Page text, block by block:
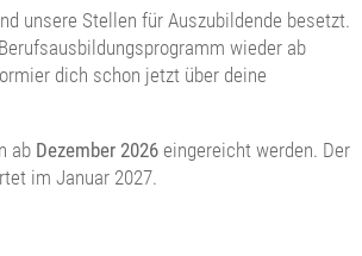
unsere Stellen für Auszubildende besetzt.
wieder ab
dich schon jetzt über deine
ab Dezember 2026 eingereicht werden. Der
im Januar 2027.